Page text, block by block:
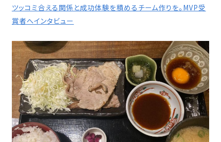
ツッコミ合える関係と成功体験を積めるチーム作りを。MVP受
賞者へインタビュー